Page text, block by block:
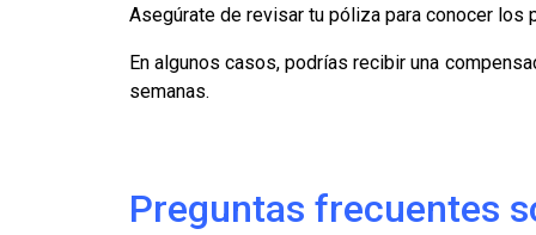
Asegúrate de revisar tu póliza para conocer
En algunos casos, podrías recibir una
semanas.
Preguntas frecuentes